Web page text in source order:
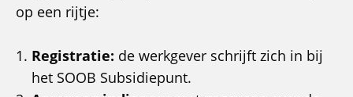
op een rijtje:
Registratie: de werkgever schrijft zich in bij
het SOOB Subsidiepunt.